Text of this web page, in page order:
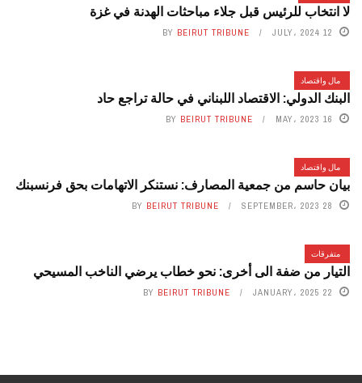
لا انتخاب للرئيس قبل جلاء مباحثات الهدنة في غزة
12 JULY، 2024 BY BEIRUT TRIBUNE
مال واقتصاد
البنك الدولي: الاقتصاد اللبناني في حالة تراجع حاد
16 MAY، 2023 BY BEIRUT TRIBUNE
مال واقتصاد
بيان حاسم من جمعية المصارف: نستنكر الاتهامات بحق فرنسبنك
28 SEPTEMBER، 2023 BY BEIRUT TRIBUNE
متفرقات
التيار من ضفة الى أخرى: نحو خطاب يرضي الناخب المسيحي
22 JANUARY، 2025 BY BEIRUT TRIBUNE